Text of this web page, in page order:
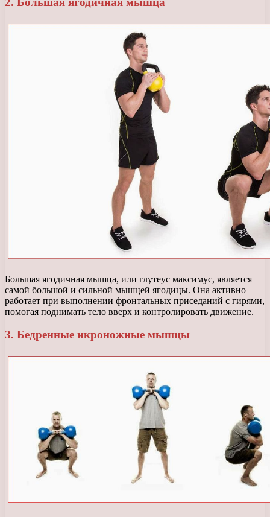
Большая ягодичная мышца, или глутеус максимус, является
самой большой и сильной мышцей ягодицы. Она активно
работает при выполнении фронтальных приседаний с гирями,
помогая поднимать тело вверх и контролировать движение.
3. Бедренные икроножные мышцы